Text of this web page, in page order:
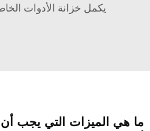
يكمل خزانة الأدوات
ما هي الميزات التي يجب